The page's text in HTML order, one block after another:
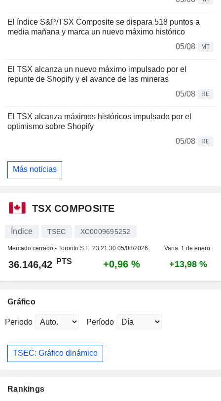
El índice S&P/TSX Composite se dispara 518 puntos a
media mañana y marca un nuevo máximo histórico
05/08
MT
El TSX alcanza un nuevo máximo impulsado por el
repunte de Shopify y el avance de las mineras
05/08
RE
El TSX alcanza máximos históricos impulsado por el
optimismo sobre Shopify
05/08
RE
Más noticias
TSX COMPOSITE
Índice TSEC XC0009695252
Mercado cerrado - Toronto S.E. 23:21:30 05/08/2026 Varia. 1 de enero.
36.146,42 PTS +0,96 % +13,98 %
Gráfico
Periodo Período
TSEC: Gráfico dinámico
Rankings